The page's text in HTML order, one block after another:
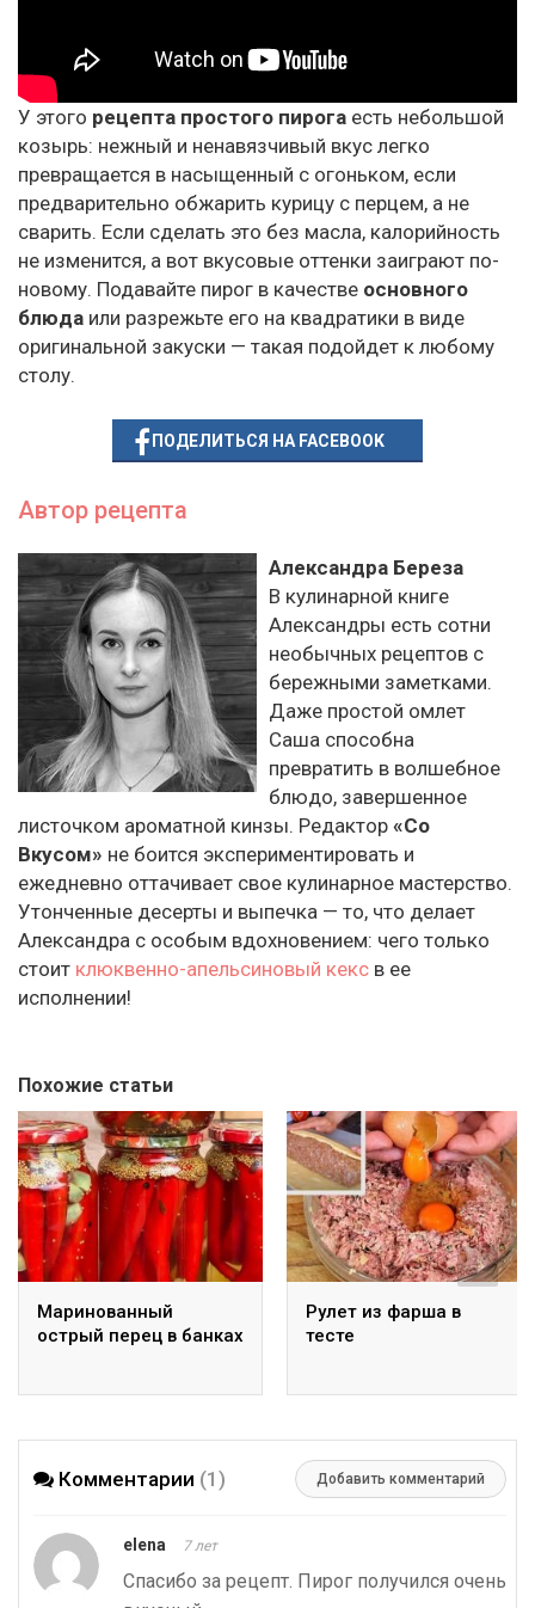
У этого рецепта простого пирога есть небольшой
козырь: нежный и ненавязчивый вкус легко
превращается в насыщенный с огоньком, если
предварительно обжарить курицу с перцем, а не
сварить. Если сделать это без масла, калорийность
не изменится, а вот вкусовые оттенки заиграют по-
новому. Подавайте пирог в качестве основного
блюда или разрежьте его на квадратики в виде
оригинальной закуски — такая подойдет к любому
столу.
ПОДЕЛИТЬСЯ НА FACEBOOK
Автор рецепта
Александра Береза
В кулинарной книге
Александры есть сотни
необычных рецептов с
бережными заметками.
Даже простой омлет
Саша способна
превратить в волшебное
блюдо, завершенное
листочком ароматной кинзы. Редактор «Со
Вкусом» не боится экспериментировать и
ежедневно оттачивает свое кулинарное мастерство.
Утонченные десерты и выпечка — то, что делает
Александра с особым вдохновением: чего только
стоит клюквенно-апельсиновый кекс в ее
исполнении!
Похожие статьи
Маринованный
острый перец в банках
Рулет из фарша в
тесте
Комментарии (1) Добавить комментарий
elena 7 лет
Спасибо за рецепт. Пирог получился очень